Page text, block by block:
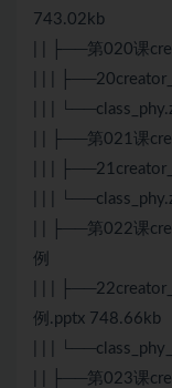
743.02kb
| | ├──第020课
| | |
| | |
| | ├──第021课
| | |
| | |
| | ├──第022课
例
| | |
例.pptx 748.66kb
| | |
| | ├──第023课